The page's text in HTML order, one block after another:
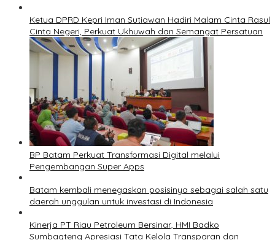
Ketua DPRD Kepri Iman Sutiawan Hadiri Malam Cinta Rasul
Cinta Negeri, Perkuat Ukhuwah dan Semangat Persatuan
BP Batam Perkuat Transformasi Digital melalui
Pengembangan Super Apps
Batam kembali menegaskan posisinya sebagai salah satu
daerah unggulan untuk investasi di Indonesia
Kinerja PT Riau Petroleum Bersinar, HMI Badko
Sumbagteng Apresiasi Tata Kelola Transparan dan